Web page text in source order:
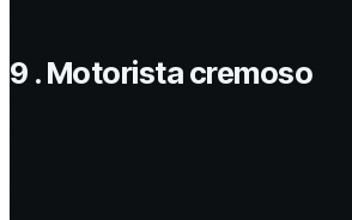
9 . Motorista cremoso